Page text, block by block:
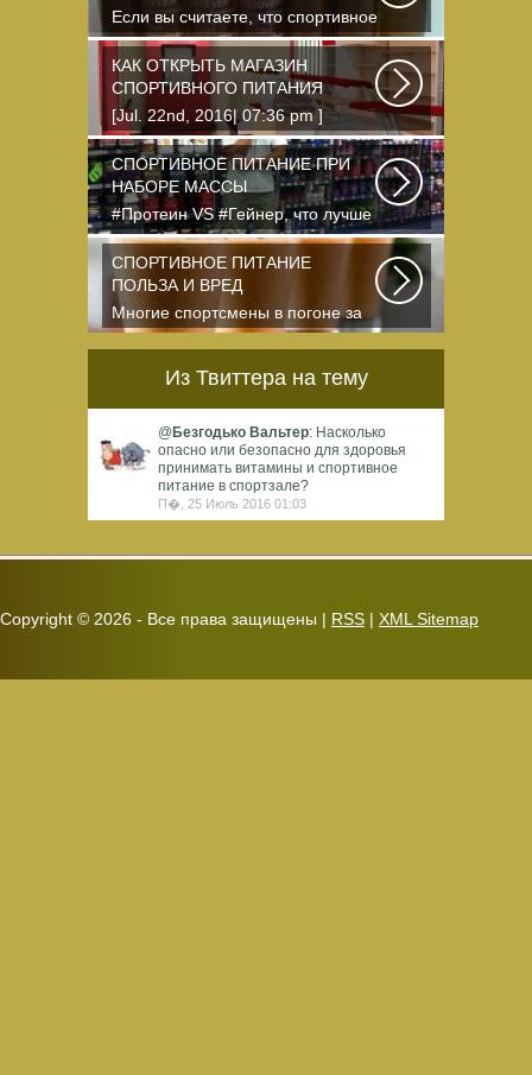
Если вы считаете, что спортивное
питание — это стероиды и
протеин в шприцах...
КАК ОТКРЫТЬ МАГАЗИН
СПОРТИВНОГО ПИТАНИЯ
[Jul. 22nd, 2016| 07:36 pm ]
dkphoto Что-то я окончательно
перевел ведение...
СПОРТИВНОЕ ПИТАНИЕ ПРИ
НАБОРЕ МАССЫ
#Протеин VS #Гейнер, что лучше
для набора массы? Очень часто
начинающие...
СПОРТИВНОЕ ПИТАНИЕ
ПОЛЬЗА И ВРЕД
Многие спортсмены в погоне за
спортивными результатами в
Из Твиттера на тему
@ Безгодько Вальтер: Насколько
опасно или безопасно для здоровья
принимать витамины и спортивное
питание в спортзале?
П�, 25 Июль 2016 01:03
Copyright © 2026 - Все права защищены | RSS | XML Sitemap